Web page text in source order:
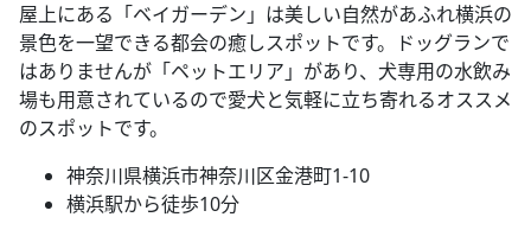
屋上にある「ベイガーデン」は美しい自然があふれ横浜の
景色を一望できる都会の癒しスポットです。ドッグランで
はありませんが「ペットエリア」があり、犬専用の水飲み
場も用意されているので愛犬と気軽に立ち寄れるオススメ
のスポットです。
神奈川県横浜市神奈川区金港町1-10
横浜駅から徒歩10分